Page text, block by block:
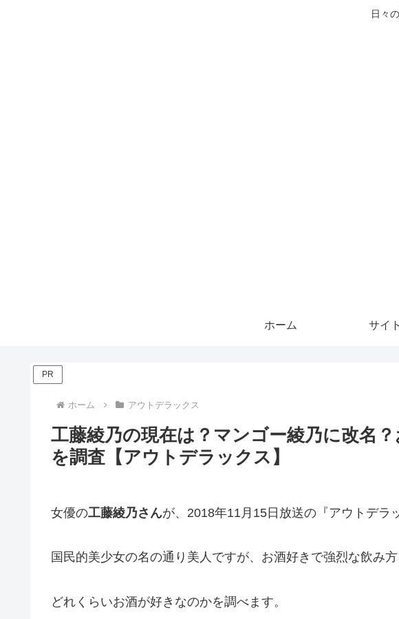
日々
ホーム サイ
PR
ホーム アウトデラックス
工藤綾乃の現在は？マンゴー綾乃に改名
を調査【アウトデラックス】
女優の工藤綾乃さんが、2018年11月15日放送の『アウトデラ
国民的美少女の名の通り美人ですが、お酒好きで強烈な飲み
どれくらいお酒が好きなのかを調べます。